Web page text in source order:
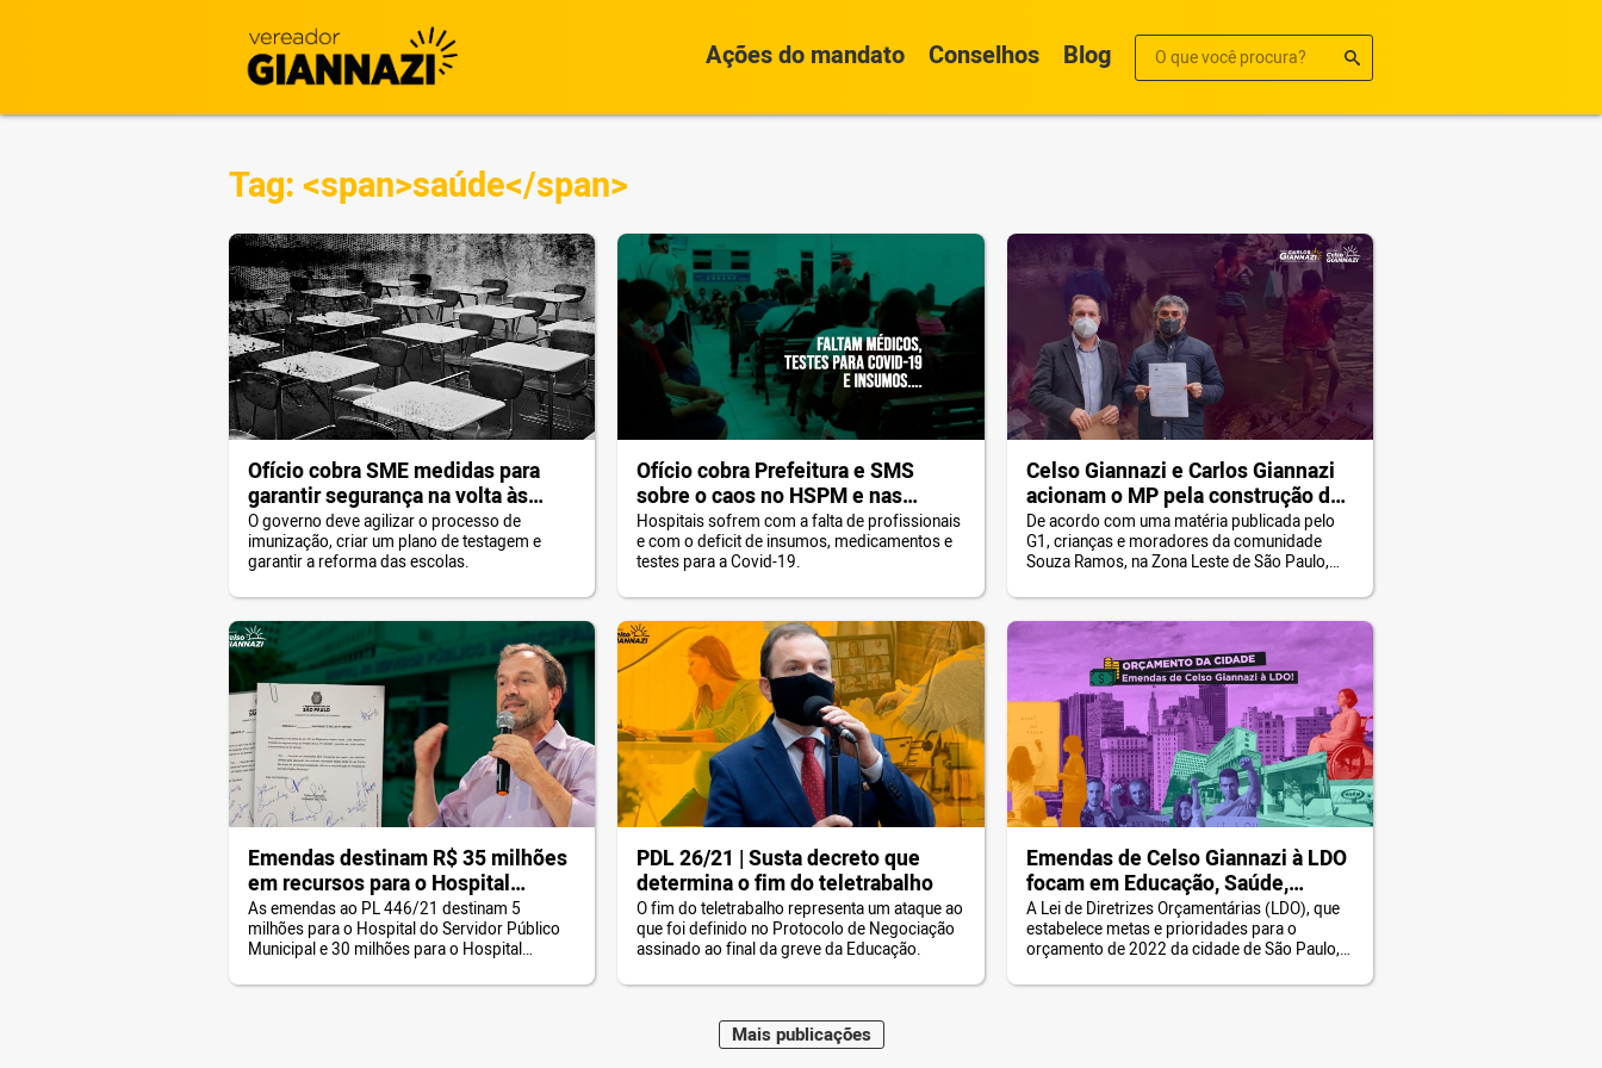
Ações do mandato Conselhos Blog
Tag: <span>saúde</span>
Ofício cobra SME medidas para
garantir segurança na volta às
aulas
O governo deve agilizar o processo de
imunização, criar um plano de testagem e
garantir a reforma das escolas.
Ofício cobra Prefeitura e SMS
sobre o caos no HSPM e nas
unidades de saúde do SUS
Hospitais sofrem com a falta de profissionais
e com o deficit de insumos, medicamentos e
testes para a Covid-19.
Celso Giannazi e Carlos Giannazi
acionam o MP pela construção da
ponte e drenagem do córrego da
comunidade Souza Ramos
De acordo com uma matéria publicada pelo
G1, crianças e moradores da comunidade
Souza Ramos, na Zona Leste de São Paulo,
conseguirem ir à escola ou à Unidade Básica
de Saúde mais próxima. No local não há
saneamento básico ou tratamento de esgoto,
o que deixa os moradores isolados e […]
Emendas destinam R$ 35 milhões
em recursos para o Hospital
Sorocabana e HSPM
As emendas ao PL 446/21 destinam 5
milhões para o Hospital do Servidor Público
Municipal e 30 milhões para o Hospital
PDL 26/21 | Susta decreto que
determina o fim do teletrabalho
O fim do teletrabalho representa um ataque ao
que foi definido no Protocolo de Negociação
assinado ao final da greve da Educação.
Emendas de Celso Giannazi à LDO
focam em Educação, Saúde,
servidores públicos e inclusão
social; veja todas
A Lei de Diretrizes Orçamentárias (LDO), que
estabelece metas e prioridades para o
orçamento de 2022 da cidade de São Paulo,
Celso Giannazi apresentou diversas emendas,
Maispublicações